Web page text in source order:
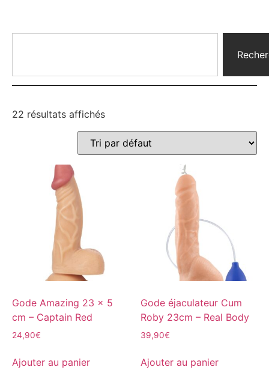
22 résultats affichés
Gode Amazing 23 x 5
cm – Captain Red
24,90€
Ajouter au panier
Gode éjaculateur Cum
Roby 23cm – Real Body
39,90€
Ajouter au panier